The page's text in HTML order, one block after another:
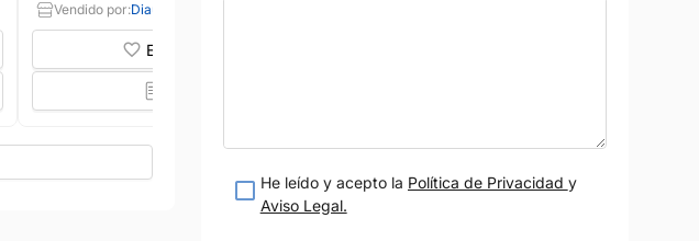
Vendido por:Diauto Motor Málaga
Estoy interesado
He leído y acepto la Política de Privacidad y
Aviso Legal.